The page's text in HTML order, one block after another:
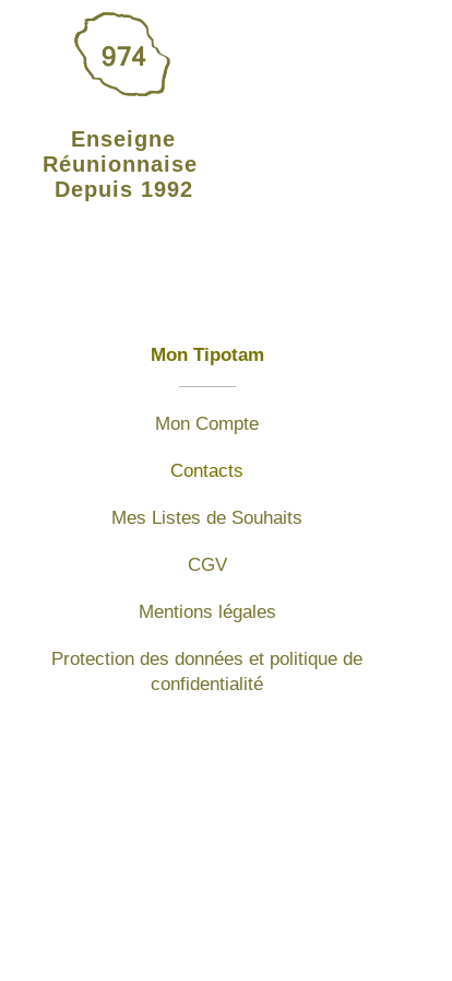
Enseigne
Réunionnaise
Depuis 1992
Mon Tipotam
Mon Compte
Contacts
Mes Listes de Souhaits
CGV
Mentions légales
Protection des données et politique de
confidentialité